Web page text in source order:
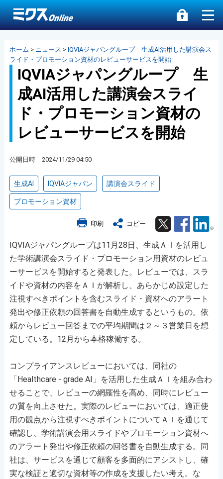
ホーム > ニュース > IQVIAジャパングループ 生成AI活用した講演会ス
ライド・プロモーション資材のレビューサービスを開始
IQVIAジャパングループ 生
成AI活用した講演会スライ
ド・プロモーション資材の
レビューサービスを開始
公開日時 2024/11/29 04:50
生成AI IQVIAジャパン 講演会スライド
プロモーション資材
印刷 コピー Twitter Facebook
IQVIAジャパングループは11月28日、生成ＡＩを活用し
た学術講演会スライド・プロモーション用資材のレビュ
ーサービスを開始すると発表した。レビューでは、スラ
イドや資材の内容をＡＩが解析し、あらかじめ設定した
注視すべきポイントを含むスライド・資材へのアラート
発出や修正依頼の回答書を自動生成するというもの。依
頼からレビュー回答までの平均期間は２～３営業日を想
定している。12月から本格稼働する。
コンプライアンスレビューにおいては、同社の
「Healthcare - grade AI」を活用した生成ＡＩを組み合わ
せることで、レビューの網羅性を高め、同時にレビュー
の質を向上させた。実際のレビューにおいては、適正使
用の観点から注視すべきポイントについてＡＩを通じて
確認し、学術講演会用スライドやプロモーション資材へ
のアラート発出や修正依頼の回答書を自動生成する。同
社は、サービスを通じて顧客を多面的にアシストし、確
実な検証と適切な資材等の作成を支援したい考え。な